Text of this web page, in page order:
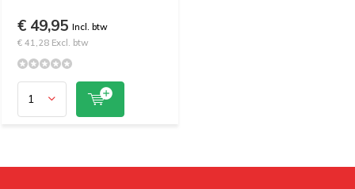
€ 49,95 Incl. btw
€ 41,28 Excl. btw